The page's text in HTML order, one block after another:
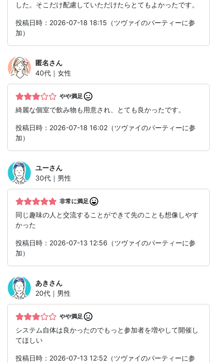
した。そこだけ配慮していただけたらとてもよかったです。
投稿日時：2026-07-18 18:15（ツヴァイのパーティーに参
加）
匿名さん
40代｜女性
やや満足
綺麗な個室で飲み物も用意され、とても良かったです。
投稿日時：2026-07-18 16:02（ツヴァイのパーティーに参
加）
ユーさん
30代｜男性
非常に満足
同じ趣味の人と交流することができて先のことも想像しやす
かった
投稿日時：2026-07-13 12:56（ツヴァイのパーティーに参
加）
あきさん
20代｜男性
やや満足
システム自体は良かったのでもっと参加者を増やして開催し
てほしい
投稿日時：2026-07-13 12:52（ツヴァイのパーティーに参